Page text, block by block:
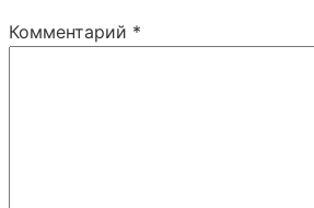
Комментарий *